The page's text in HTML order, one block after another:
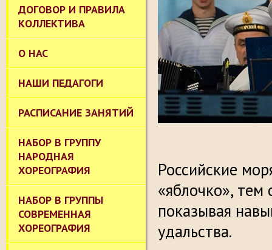
ДОГОВОР И ПРАВИЛА
КОЛЛЕКТИВА
О НАС
НАШИ ПЕДАГОГИ
РАСПИСАНИЕ ЗАНЯТИЙ
НАБОР В ГРУППУ
НАРОДНАЯ
ХОРЕОГРАФИЯ
НАБОР В ГРУППЫ
СОВРЕМЕННАЯ
ХОРЕОГРАФИЯ
Российские
«яблочко»,
показывая
удальства.